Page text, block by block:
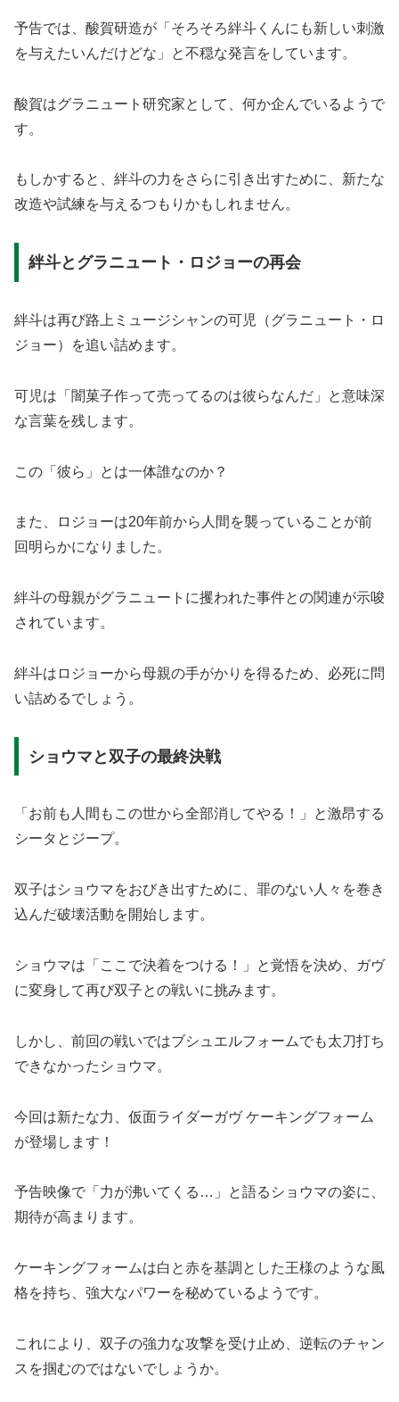
予告では、酸賀研造が「そろそろ絆斗くんにも新しい刺激
を与えたいんだけどな」と不穏な発言をしています。
酸賀はグラニュート研究家として、何か企んでいるようで
す。
もしかすると、絆斗の力をさらに引き出すために、新たな
改造や試練を与えるつもりかもしれません。
絆斗とグラニュート・ロジョーの再会
絆斗は再び路上ミュージシャンの可児（グラニュート・ロ
ジョー）を追い詰めます。
可児は「闇菓子作って売ってるのは彼らなんだ」と意味深
な言葉を残します。
この「彼ら」とは一体誰なのか？
また、ロジョーは20年前から人間を襲っていることが前
回明らかになりました。
絆斗の母親がグラニュートに攫われた事件との関連が示唆
されています。
絆斗はロジョーから母親の手がかりを得るため、必死に問
い詰めるでしょう。
ショウマと双子の最終決戦
「お前も人間もこの世から全部消してやる！」と激昂する
シータとジープ。
双子はショウマをおびき出すために、罪のない人々を巻き
込んだ破壊活動を開始します。
ショウマは「ここで決着をつける！」と覚悟を決め、ガヴ
に変身して再び双子との戦いに挑みます。
しかし、前回の戦いではブシュエルフォームでも太刀打ち
できなかったショウマ。
今回は新たな力、仮面ライダーガヴ ケーキングフォーム
が登場します！
予告映像で「力が沸いてくる…」と語るショウマの姿に、
期待が高まります。
ケーキングフォームは白と赤を基調とした王様のような風
格を持ち、強大なパワーを秘めているようです。
これにより、双子の強力な攻撃を受け止め、逆転のチャン
スを掴むのではないでしょうか。